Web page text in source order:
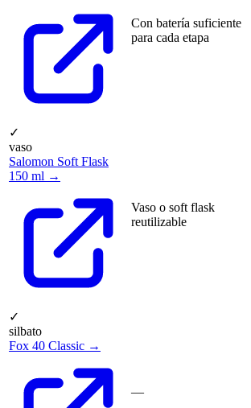
Con batería suficiente
para cada etapa
✓
vaso
Salomon Soft Flask
150 ml →
Vaso o soft flask
reutilizable
✓
silbato
Fox 40 Classic →
—